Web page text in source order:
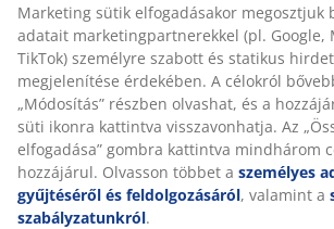
Marketing sütik elfogadásakor megosztjuk
adatait marketingpartnerekkel (pl. Google,
TikTok) személyre szabott és statikus
megjelenítése érdekében. A célokról
„Módosítás” részben olvashat, és a
süti ikonra kattintva visszavonhatja. Az
elfogadása” gombra kattintva mindhárom
hozzájárul. Olvasson többet a személyes
gyűjtéséről és feldolgozásáról, valamint a
szabályzatunkról.